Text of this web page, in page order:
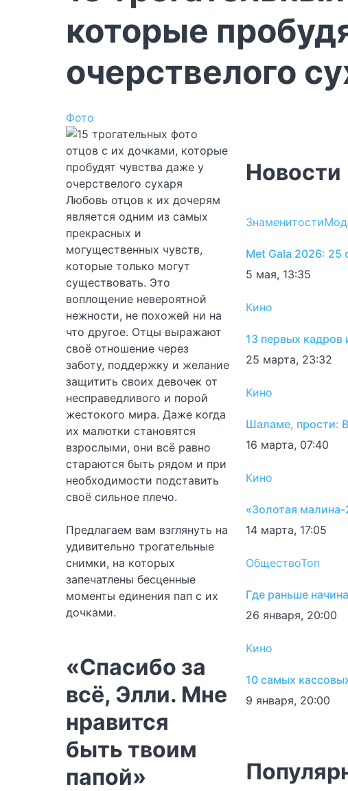
которые
очерствелого
Фото
Любовь отцов к их дочерям
является одним из самых
прекрасных и
могущественных чувств,
которые только могут
существовать. Это
воплощение невероятной
нежности, не похожей ни на
что другое. Отцы выражают
своё отношение через
заботу, поддержку и желание
защитить своих девочек от
несправедливого и порой
жестокого мира. Даже когда
их малютки становятся
взрослыми, они всё равно
стараются быть рядом и при
необходимости подставить
своё сильное плечо.
Предлагаем вам взглянуть на
удивительно трогательные
снимки, на которых
запечатлены бесценные
моменты единения пап с их
дочками.
«Спасибо за
всё, Элли. Мне
нравится
быть твоим
папой»
Новости
Знаменитости
Met Gala 2026: 25
5 мая, 13:35
Кино
13 первых кадров
25 марта, 23:32
Кино
Шаламе, прости:
16 марта, 07:40
Кино
«Золотая
14 марта, 17:05
ОбществоТоп
Где раньше
26 января, 20:00
Кино
10 самых
9 января, 20:00